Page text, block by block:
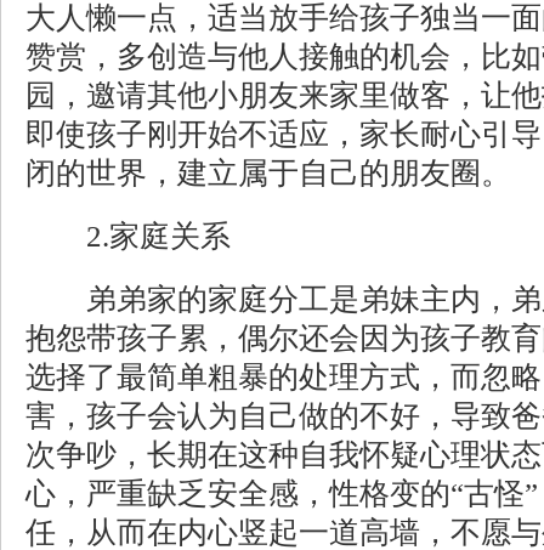
大人懒一点，适当放手给孩子独当一
赞赏，多创造与他人接触的机会，比
园，邀请其他小朋友来家里做客，让
即使孩子刚开始不适应，家长耐心引
闭的世界，建立属于自己的朋友圈。
2.家庭关系
弟弟家的家庭分工是弟妹主内，弟
抱怨带孩子累，偶尔还会因为孩子教
选择了最简单粗暴的处理方式，而忽
害，孩子会认为自己做的不好，导致
次争吵，长期在这种自我怀疑心理状
心，严重缺乏安全感，性格变的“古怪
任，从而在内心竖起一道高墙，不愿